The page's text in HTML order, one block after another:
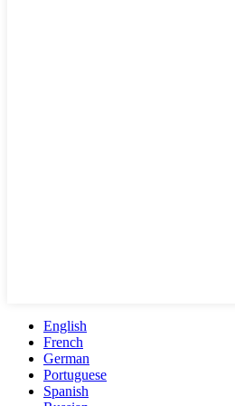
English
French
German
Portuguese
Spanish